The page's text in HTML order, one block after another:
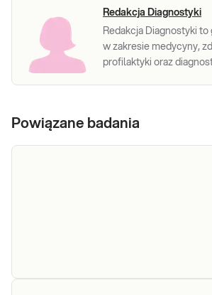
Redakcja Diagnostyki
Redakcja Diagnostyki
w zakresie medycyny,
profilaktyki oraz
Powiązane badania